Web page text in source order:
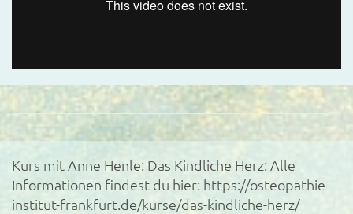
Kurs mit Anne Henle: Das Kindliche Herz: Alle
Informationen findest du hier: https://osteopathie-
institut-frankfurt.de/kurse/das-kindliche-herz/